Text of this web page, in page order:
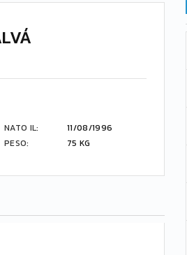
NATO IL:
11/08/1996
PESO: 75 KG